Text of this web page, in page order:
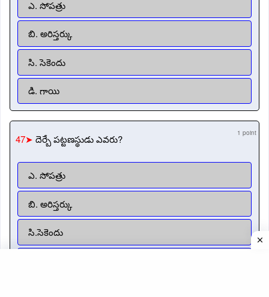
ఎ. సోపత్రు
బి. అరిస్తర్కు
సి. సెకెందు
డి. గాయి
47➤ దెర్బే పట్టణస్థుడు ఎవరు? 1 point
ఎ. సోపత్రు
బి. అరిస్తర్కు
సి.సెకెందు